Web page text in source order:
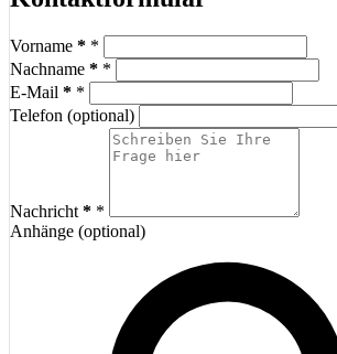
Vorname
*
Nachname
*
E-Mail
*
Telefon (optional)
Nachricht
*
Anhänge (optional)